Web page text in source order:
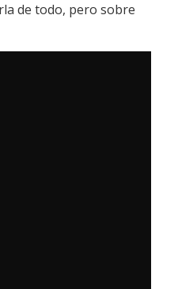
de todo, pero sobre